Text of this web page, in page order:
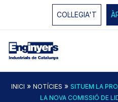
COL·LEGIA'T
INICI » NOTÍCIES » SITUEM LA
LA NOVA COMISSIÓ DE